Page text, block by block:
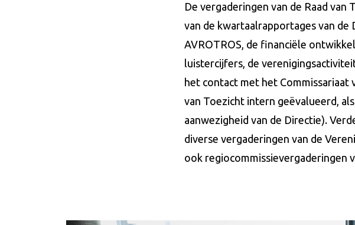
De vergaderingen van de Raad van
van de kwartaalrapportages van de
AVROTROS, de financiële
luistercijfers, de
het contact met het Commissariaat
van Toezicht intern geëvalueerd,
aanwezigheid van de Directie).
diverse vergaderingen van de
ook regiocommissievergaderingen